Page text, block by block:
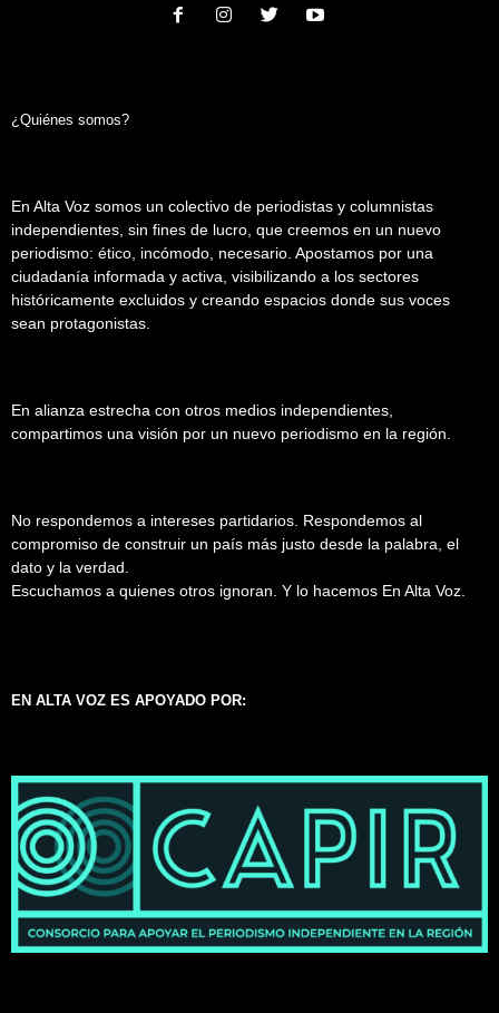
¿Quiénes somos?
En Alta Voz somos un colectivo de periodistas y columnistas
independientes, sin fines de lucro, que creemos en un nuevo
periodismo: ético, incómodo, necesario. Apostamos por una
ciudadanía informada y activa, visibilizando a los sectores
históricamente excluidos y creando espacios donde sus voces
sean protagonistas.
En alianza estrecha con otros medios independientes,
compartimos una visión por un nuevo periodismo en la región.
No respondemos a intereses partidarios. Respondemos al
compromiso de construir un país más justo desde la palabra, el
dato y la verdad.
Escuchamos a quienes otros ignoran. Y lo hacemos En Alta Voz.
EN ALTA VOZ ES APOYADO POR: